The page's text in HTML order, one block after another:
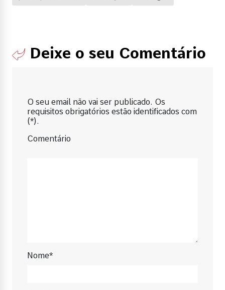
Deixe o seu Comentário
O seu email não vai ser publicado. Os
requisitos obrigatórios estão identificados com
(*).
Comentário
Nome*